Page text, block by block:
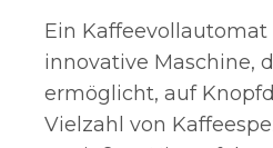
Ein Kaffeevollautomat
innovative Maschine,
ermöglicht, auf
Vielzahl von